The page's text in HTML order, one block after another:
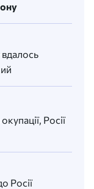
вдалось
Росії
Росії